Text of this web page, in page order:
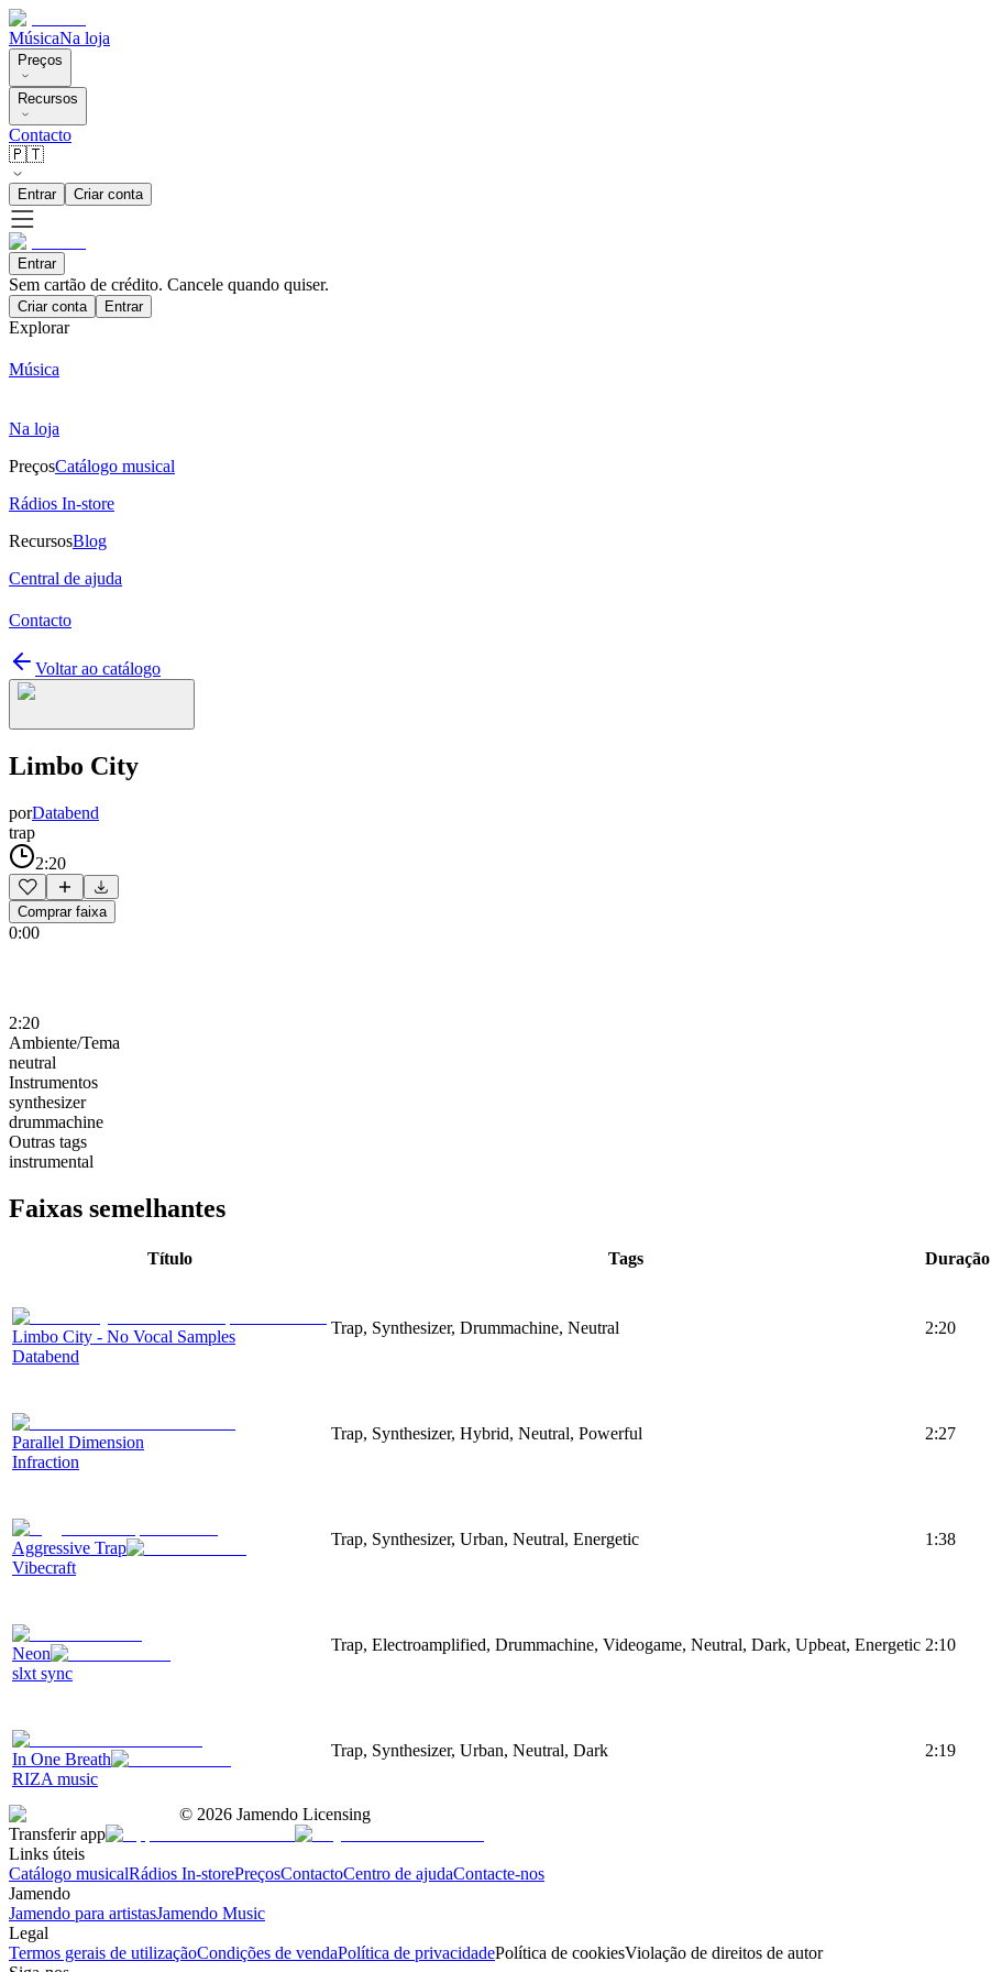
MúsicaNa loja
Preços
Recursos
Contacto
🇵🇹
Entrar Criar conta
Entrar
Sem cartão de crédito. Cancele quando quiser.
Criar conta Entrar
Explorar
Música
Na loja
PreçosCatálogo musical
Rádios In-store
RecursosBlog
Central de ajuda
Contacto
Voltar ao catálogo
Limbo City
porDatabend
trap
2:20
Comprar faixa
0:00
2:20
Ambiente/Tema
neutral
Instrumentos
synthesizer
drummachine
Outras tags
instrumental
Faixas semelhantes
Título Tags Duração
Limbo City - No Vocal Samples
Databend
Trap, Synthesizer, Drummachine, Neutral 2:20
Parallel Dimension
Infraction
Trap, Synthesizer, Hybrid, Neutral, Powerful 2:27
Aggressive Trap
Vibecraft
Trap, Synthesizer, Urban, Neutral, Energetic 1:38
Neon
slxt sync
Trap, Electroamplified, Drummachine, Videogame, Neutral, Dark, Upbeat, Energetic 2:10
In One Breath
RIZA music
Trap, Synthesizer, Urban, Neutral, Dark 2:19
© 2026 Jamendo Licensing
Transferir app
Links úteis
Catálogo musicalRádios In-storePreçosContactoCentro de ajudaContacte-nos
Jamendo
Jamendo para artistasJamendo Music
Legal
Termos gerais de utilizaçãoCondições de vendaPolítica de privacidadePolítica de cookiesViolação de direitos de autor